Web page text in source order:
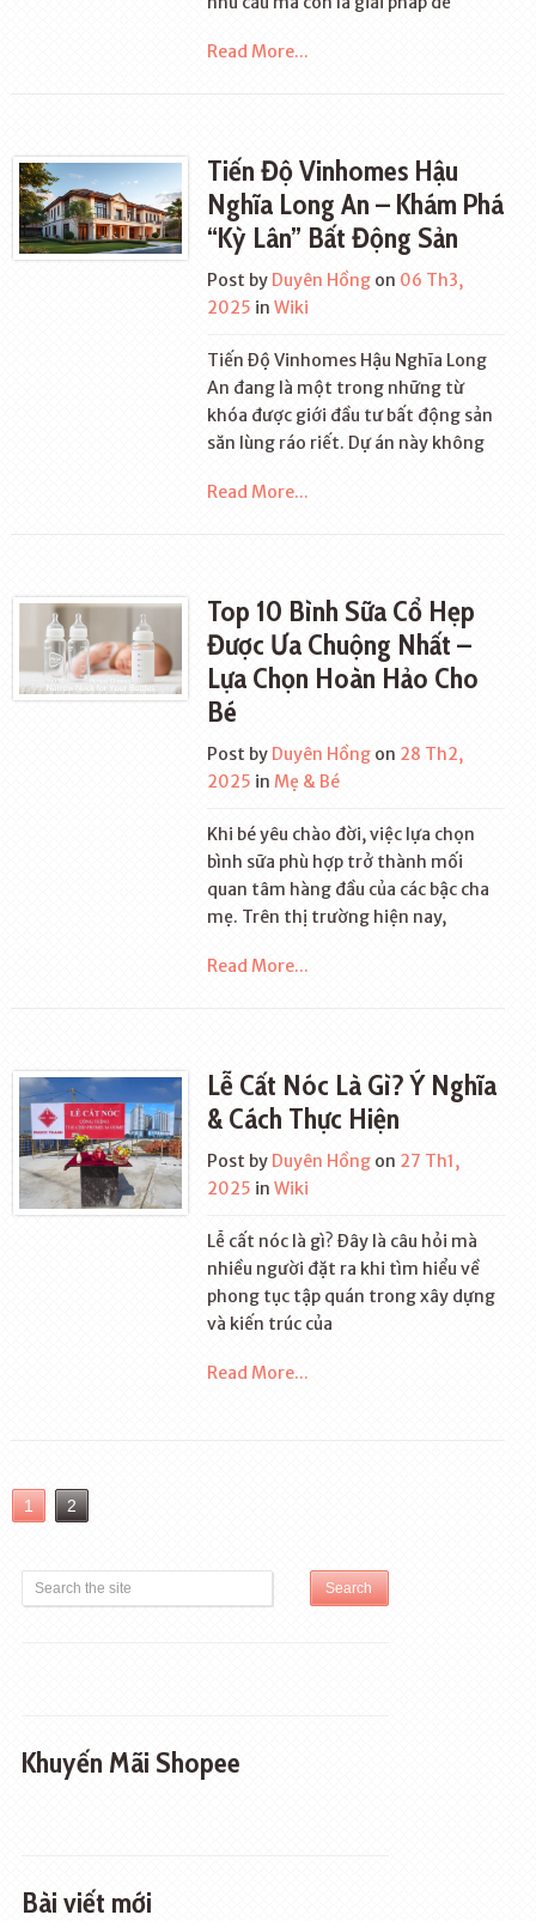
Read More...
Tiến Độ Vinhomes Hậu
Nghĩa Long An – Khám Phá
“Kỳ Lân” Bất Động Sản
Post by Duyên Hồng on 06 Th3,
2025 inWiki
Tiến Độ Vinhomes Hậu Nghĩa Long
An đang là một trong những từ
khóa được giới đầu tư bất động sản
săn lùng ráo riết. Dự án này không
Read More...
Top 10 Bình Sữa Cổ Hẹp
Được Ưa Chuộng Nhất –
Lựa Chọn Hoàn Hảo Cho
Bé
Post by Duyên Hồng on 28 Th2,
2025 inMẹ & Bé
Khi bé yêu chào đời, việc lựa chọn
bình sữa phù hợp trở thành mối
quan tâm hàng đầu của các bậc cha
mẹ. Trên thị trường hiện nay,
Read More...
Lễ Cất Nóc Là Gì? Ý Nghĩa
& Cách Thực Hiện
Post by Duyên Hồng on 27 Th1,
2025 inWiki
Lễ cất nóc là gì? Đây là câu hỏi mà
nhiều người đặt ra khi tìm hiểu về
phong tục tập quán trong xây dựng
và kiến trúc của
Read More...
1 2
Khuyến Mãi Shopee
Bài viết mới